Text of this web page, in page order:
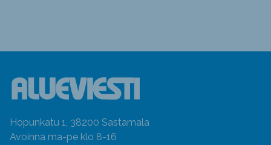
Hopunkatu 1, 38200 Sastamala
Avoinna ma-pe klo 8-16